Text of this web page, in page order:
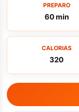
PREPARO
60 min
CALORIAS
320